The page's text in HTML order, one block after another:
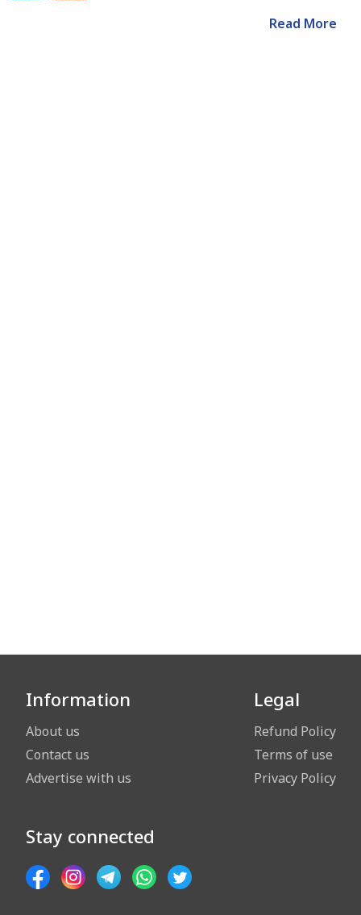
Read More
Information
About us
Contact us
Advertise with us
Legal
Refund Policy
Terms of use
Privacy Policy
Stay connected